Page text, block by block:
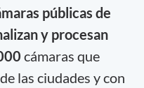
públicas de
y procesan
cámaras que
las ciudades y con